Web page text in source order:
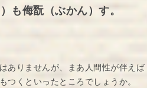
も侮翫（ぶかん）す。
ありませんが、まあ人間性が伴え
くといったところでしょうか。